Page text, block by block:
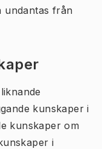
undantas från
kunskaper i
kunskaper om
i